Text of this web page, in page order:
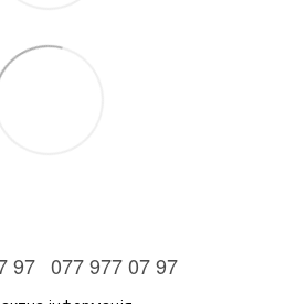
97 077 977 07 97